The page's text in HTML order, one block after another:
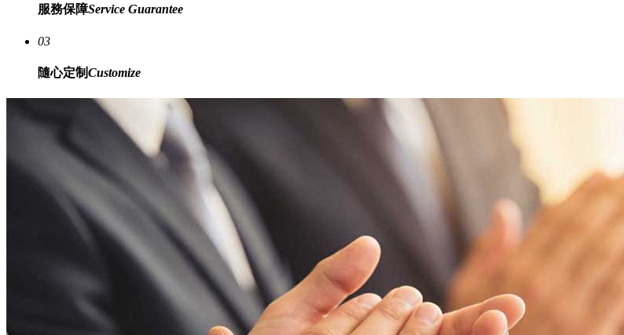
品類豐富，款式多專門定制 Rich categories
優良的品質，合理的價格，完善的服務。使得我司產品深受國內外廣大客戶的好評與青睞。
行業解答